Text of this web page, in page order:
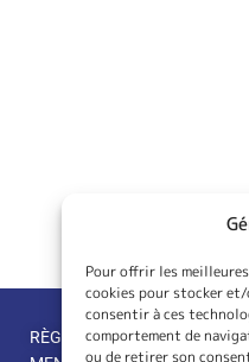
Pour offrir les
cookies pour stocker
consentir à ces
comportement de
ou de retirer son
RÈGLEMENT INTÉRIEUR